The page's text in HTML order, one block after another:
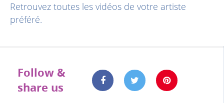
Retrouvez toutes les vidéos de votre artiste
préféré.
Follow &
share us